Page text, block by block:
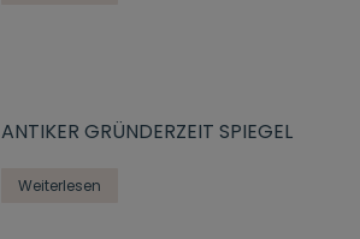
ANTIKER GRÜNDERZEIT SPIEGEL
Weiterlesen